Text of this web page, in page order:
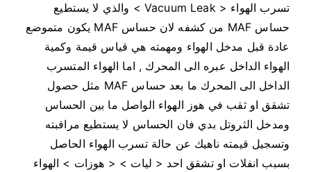
تسرب الهواء < Vacuum Leak > والذي لا يستطيع
حساس MAF من كشفه لان حساس MAF يكون متموضع
عادة قبل مدخل الهواء ومهمته هي قياس قيمة وكمية
الهواء الداخل عبره الى المحرك , اما الهواء المتسرب
الداخل الى المحرك ما بعد حساس MAF مثل حصول
تشقق او ثقب في هوز الهواء الواصل ما بين الحساس
ومدخل الثروتل بدي فان الحساس لا يستطيع مراقبته
وتسجيل قيمته ناهيك عن حالة تسرب الهواء الحاصل
بسبب انفلات او تشقق احد < ليات > < هوزات > الهواء